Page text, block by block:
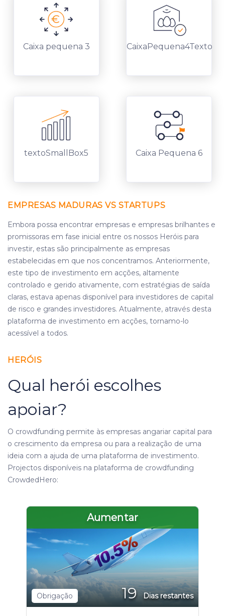
Caixa pequena 3 CaixaPequena4Texto
textoSmallBox5 Caixa Pequena 6
EMPRESAS MADURAS VS STARTUPS
Embora possa encontrar empresas e empresas brilhantes e
promissoras em fase inicial entre os nossos Heróis para
investir, estas são principalmente as empresas
estabelecidas em que nos concentramos. Anteriormente,
este tipo de investimento em acções, altamente
controlado e gerido ativamente, com estratégias de saída
claras, estava apenas disponível para investidores de capital
de risco e grandes investidores. Atualmente, através desta
plataforma de investimento em acções, tornamo-lo
acessível a todos.
HERÓIS
Qual herói escolhes
apoiar?
O crowdfunding permite às empresas angariar capital para
o crescimento da empresa ou para a realização de uma
ideia com a ajuda de uma plataforma de investimento.
Projectos disponíveis na plataforma de crowdfunding
CrowdedHero:
Aumentar
Obrigação 19 Dias restantes